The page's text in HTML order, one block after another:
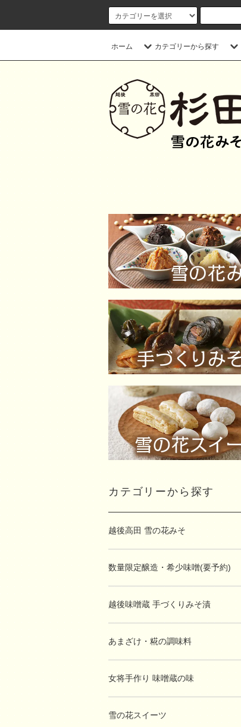
ホーム カテゴリーから探す
カテゴリーから探す
越後高田 雪の花みそ
数量限定醸造・希少味噌(要予約)
越後味噌蔵 手づくりみそ漬
あまざけ・糀の調味料
女将手作り 味噌蔵の味
雪の花スイーツ